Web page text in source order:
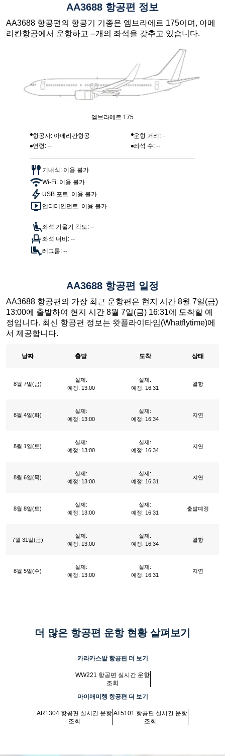
AA3688 항공편 정보
AA3688 항공편의 항공기 기종은 엠브라에르 175이며, 아메
리칸항공에서 운항하고 --개의 좌석을 갖추고 있습니다.
엠브라에르 175
항공사: 아메리칸항공
운항 거리: --
연령: --
좌석 수: --
기내식: 이용 불가
Wi-Fi: 이용 불가
USB 포트: 이용 불가
엔터테인먼트: 이용 불가
좌석 기울기 각도: --
좌석 너비: --
레그룸: --
AA3688 항공편 일정
AA3688 항공편의 가장 최근 운항편은 현지 시간 8월 7일(금)
13:00에 출발하여 현지 시간 8월 7일(금) 16:31에 도착할 예
정입니다. 최신 항공편 정보는 왓플라이타임(Whatflytime)에
서 제공합니다.
날짜 출발 도착 상태
8월 7일(금)
실제:
예정: 13:00
실제:
예정: 16:31
결항
8월 4일(화)
실제:
예정: 13:00
실제:
예정: 16:34
지연
8월 1일(토)
실제:
예정: 13:00
실제:
예정: 16:34
지연
8월 6일(목)
실제:
예정: 13:00
실제:
예정: 16:31
지연
8월 8일(토)
실제:
예정: 13:00
실제:
예정: 16:31
출발예정
7월 31일(금)
실제:
예정: 13:00
실제:
예정: 16:34
결항
8월 5일(수)
실제:
예정: 13:00
실제:
예정: 16:31
지연
더 많은 항공편 운항 현황 살펴보기
카라카스발 항공편 더 보기
WW221 항공편 실시간 운항
조회
마이애미행 항공편 더 보기
AR1304 항공편 실시간 운항
조회
AT5101 항공편 실시간 운항
조회